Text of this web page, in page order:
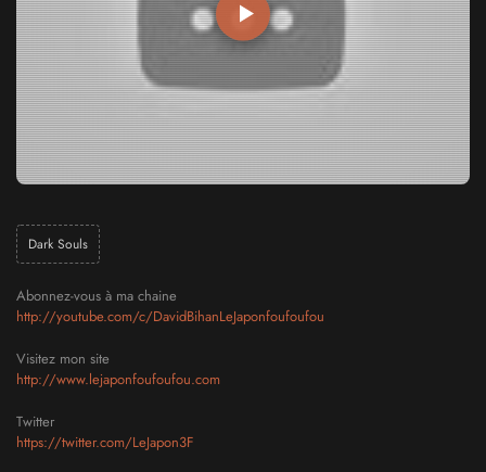
Dark Souls
Abonnez-vous à ma chaine
http://youtube.com/c/DavidBihanLeJaponfoufoufou
Visitez mon site
http://www.lejaponfoufoufou.com
Twitter
https://twitter.com/LeJapon3F